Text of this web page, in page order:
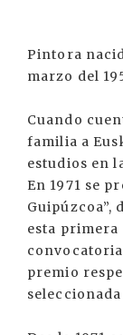
Pintora
marzo del
Cuando
familia a
estudios en
En 1971 se
Guipúzcoa”,
esta primera
premio